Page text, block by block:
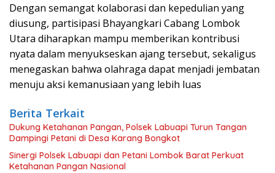
Dengan semangat kolaborasi dan kepedulian yang
diusung, partisipasi Bhayangkari Cabang Lombok
Utara diharapkan mampu memberikan kontribusi
nyata dalam menyukseskan ajang tersebut, sekaligus
menegaskan bahwa olahraga dapat menjadi jembatan
menuju aksi kemanusiaan yang lebih luas
Berita Terkait
Dukung Ketahanan Pangan, Polsek Labuapi Turun Tangan
Dampingi Petani di Desa Karang Bongkot
Sinergi Polsek Labuapi dan Petani Lombok Barat Perkuat
Ketahanan Pangan Nasional